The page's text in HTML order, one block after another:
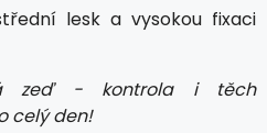
lesk a vysokou fixaci
zeď - kontrola i těch
celý den!